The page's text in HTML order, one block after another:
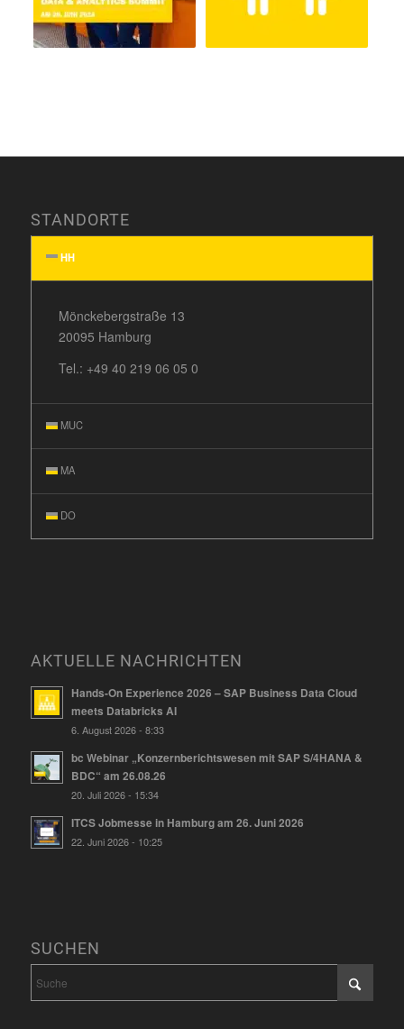
STANDORTE
HH
Mönckebergstraße 13
20095 Hamburg
Tel.: +49 40 219 06 05 0
MUC
MA
DO
AKTUELLE NACHRICHTEN
Hands-On Experience 2026 – SAP Business Data Cloud
meets Databricks AI
6. August 2026 - 8:33
bc Webinar „Konzernberichtswesen mit SAP S/4HANA &
BDC“ am 26.08.26
20. Juli 2026 - 15:34
ITCS Jobmesse in Hamburg am 26. Juni 2026
22. Juni 2026 - 10:25
SUCHEN